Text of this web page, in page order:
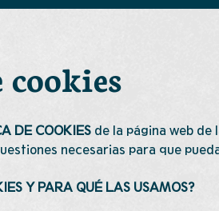
DE COOKIES de la página web de
necesarias para que
Y PARA QUÉ LAS USAMOS?